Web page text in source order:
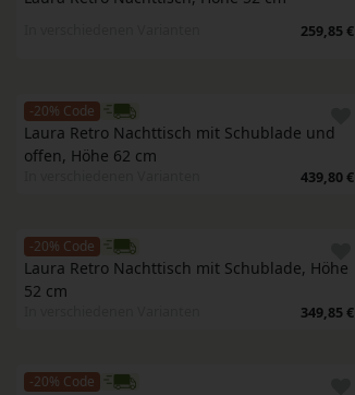
259,85 €
-20% Code
Laura Retro Nachttisch mit Schublade und
offen, Höhe 62 cm
439,80 €
-20% Code
Laura Retro Nachttisch mit Schublade, Höhe
52 cm
349,85 €
-20% Code